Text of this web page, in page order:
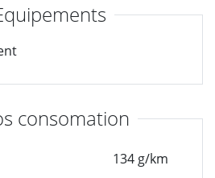
consomation
134 g/km